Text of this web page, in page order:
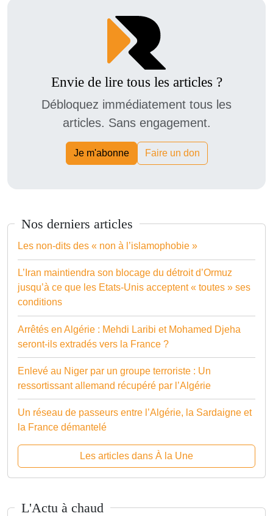
Envie de lire tous les articles ?
Débloquez immédiatement tous les
articles. Sans engagement.
Je m'abonne Faire un don
Nos derniers articles
Les non-dits des « non à l’islamophobie »
L’Iran maintiendra son blocage du détroit d’Ormuz
jusqu’à ce que les Etats-Unis acceptent « toutes » ses
conditions
Arrêtés en Algérie : Mehdi Laribi et Mohamed Djeha
seront-ils extradés vers la France ?
Enlevé au Niger par un groupe terroriste : Un
ressortissant allemand récupéré par l’Algérie
Un réseau de passeurs entre l’Algérie, la Sardaigne et
la France démantelé
Les articles dans À la Une
L'Actu à chaud